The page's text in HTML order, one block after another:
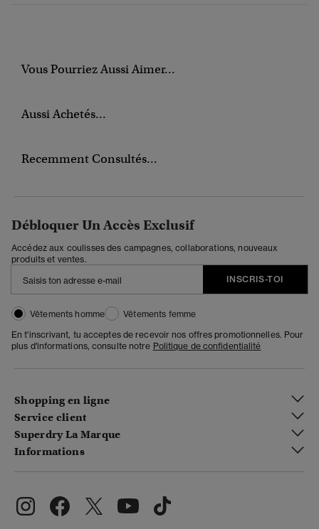
Vous Pourriez Aussi Aimer...
Aussi Achetés...
Recemment Consultés...
Débloquer Un Accès Exclusif
Accédez aux coulisses des campagnes, collaborations, nouveaux
produits et ventes.
INSCRIS-TOI
Vêtements homme
Vêtements femme
En t'inscrivant, tu acceptes de recevoir nos offres promotionnelles. Pour
plus d'informations, consulte notre Politique de confidentialité
Shopping en ligne
Service client
Superdry La Marque
Informations